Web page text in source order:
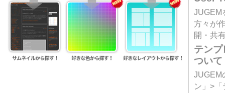
JUGEM
方々が
開・共
テン
ついて
JUGEM
ン」>